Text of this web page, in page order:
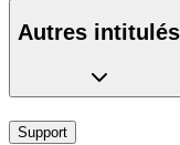
Autres intitulés
Support